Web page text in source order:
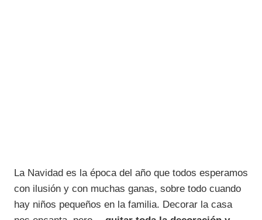
La Navidad es la época del año que todos esperamos
con ilusión y con muchas ganas, sobre todo cuando
hay niños pequeños en la familia. Decorar la casa